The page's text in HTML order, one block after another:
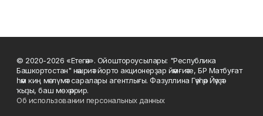
© 2020-2026 «Етегән». Ойоштороусылары: "Республика
Башкортостан" нәшриәт йорто акционерҙар йәмғиәте, БР Матбуғат
һәм киң мәғлүмәт саралары агентлығы. Фазуллина Гәүһәр Йәүҙәт
ҡыҙы, баш мөхәррир.
Об использовании персональных данных